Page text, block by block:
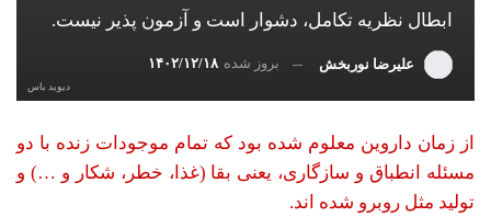
ابطال نظریه تکامل، دشوار است و آزمون پذیر نیست.
علیرضا نوربخش بروز شده ۱۴۰۲/۱۲/۱۸
دیوید باس
از زمان داروین معلوم شده بود که تمام موجودات زنده با دو
مسئله انطباق و سازگاری، یعنی بقا (غذا، خطر، شکار و …) و
تولید مثل روبرو شده اند.